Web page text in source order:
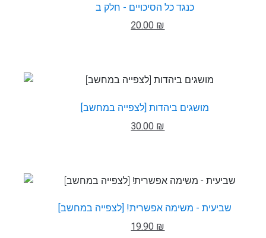
כנגד כל הסיכויים - חלק ב
20.00 ₪
מושגים ביהדות [לצפייה במחשב]
30.00 ₪
שביעית - משימה אפשרית! [לצפייה במחשב]
19.90 ₪